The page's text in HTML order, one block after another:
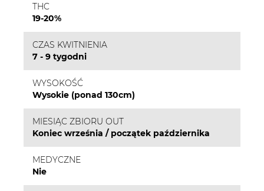
THC
19-20%
CZAS KWITNIENIA
7 - 9 tygodni
WYSOKOŚĆ
Wysokie (ponad 130cm)
MIESIĄC ZBIORU OUT
Koniec września / początek października
MEDYCZNE
Nie